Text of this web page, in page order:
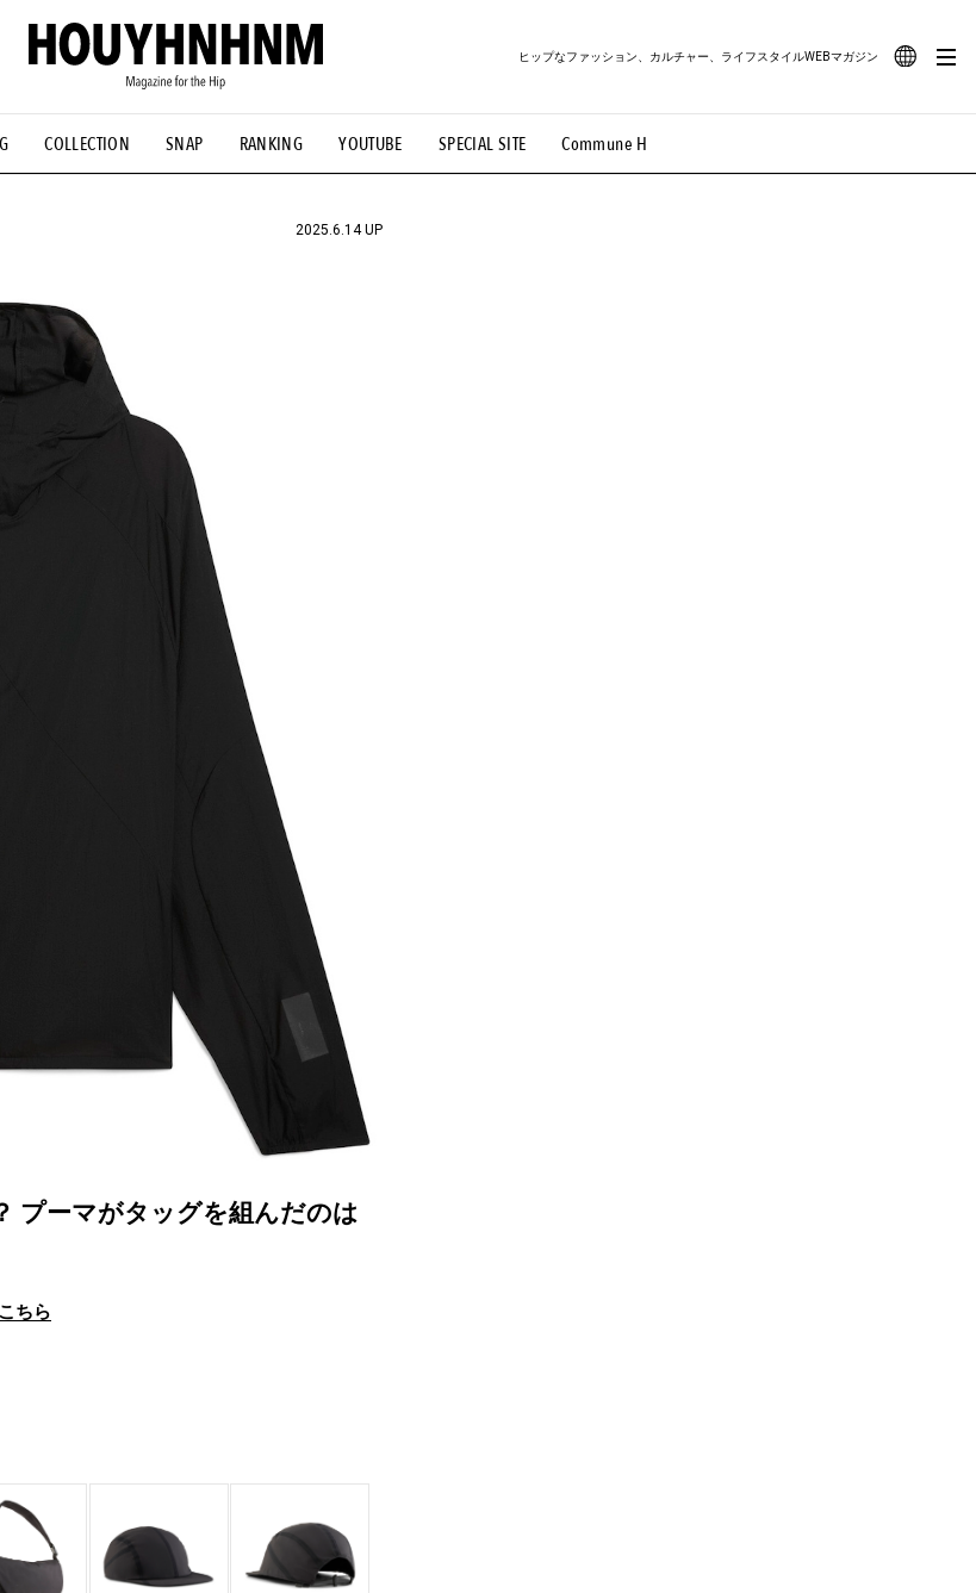
COLLECTION SNAP RANKING YOUTUBE SPECIAL SITE Commune H
ヒップなファッション、カルチャー、ライフスタイルWEBマガジン
ミット #NEW VINTAGE #マイナーグッド図鑑 #路地裏てぃーん。 #MONTHLY JOURNAL
#AH.H #ととけん #FASHION #MUSIC #MOVIE #LIFESTYLE #SNEAKER #OUTDOOR
2025.6.14 UP
プーマがタッグを組んだのは
ちら